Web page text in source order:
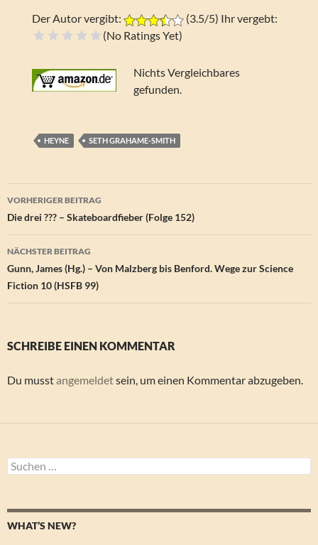
Der Autor vergibt: (3.5/5) Ihr vergebt:
(No Ratings Yet)
Nichts Vergleichbares
gefunden.
HEYNE SETH GRAHAME-SMITH
Beitragsnavigation
VORHERIGER BEITRAG
Die drei ??? – Skateboardfieber (Folge 152)
NÄCHSTER BEITRAG
Gunn, James (Hg.) – Von Malzberg bis Benford. Wege zur Science
Fiction 10 (HSFB 99)
SCHREIBE EINEN KOMMENTAR
Du musstangemeldetsein, um einen Kommentar abzugeben.
Suchen
nach:
WHAT’S NEW?